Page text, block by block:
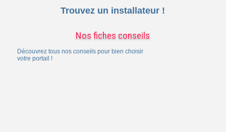
Trouvez un installateur !
Nos fiches conseils
Découvrez tous nos conseils pour bien choisir
votre portail !